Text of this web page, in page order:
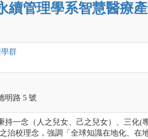
續管理學系智慧醫療
學群
明路 5 號
持一念（人之兒女、己之兒女）、三化(
治校理念，強調「全球知識在地化、在